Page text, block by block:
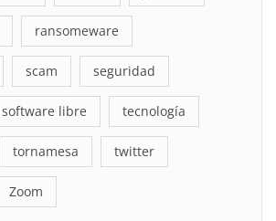
ransomeware
scam seguridad
software libre tecnología
tornamesa twitter
Zoom